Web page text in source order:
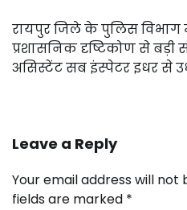
रायपुर जिले के पुलिस विभाग
प्रशासनिक दृष्टिकोण से
असिस्टेंट सब इंस्पेटर इधर से
Leave a Reply
Your email address will not
fields are marked *